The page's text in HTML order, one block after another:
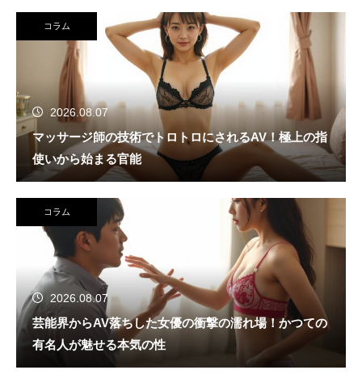
コラム
2026.08.07
マッサージ師の技術でトロトロにされるAV！極上の指
使いから始まる官能
コラム
2026.08.07
芸能界からAV落ちした女優の衝撃の濡れ場！かつての
有名人が魅せる本気の性